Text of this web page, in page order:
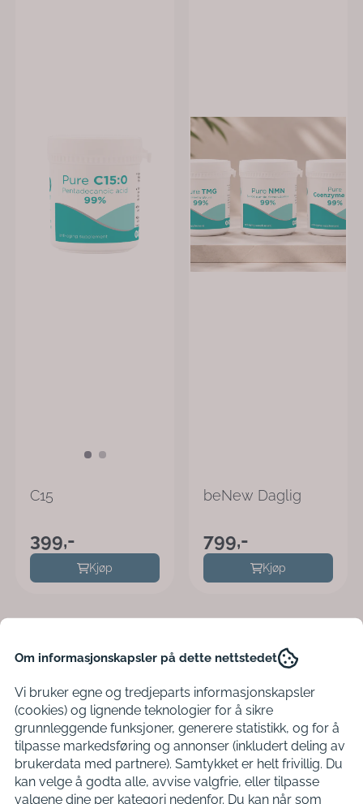
C15
399,-
Kjøp
beNew Daglig
799,-
Kjøp
Om informasjonskapsler på dette nettstedet
Vi bruker egne og tredjeparts informasjonskapsler
(cookies) og lignende teknologier for å sikre
grunnleggende funksjoner, generere statistikk, og for å
tilpasse markedsføring og annonser (inkludert deling av
brukerdata med partnere). Samtykket er helt frivillig. Du
kan velge å godta alle, avvise valgfrie, eller tilpasse
valgene dine per kategori nedenfor. Du kan når som